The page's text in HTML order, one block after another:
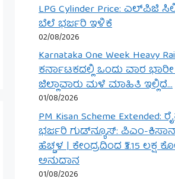
LPG Cylinder Price: ಎಲ್‌ಪಿಜಿ
ಬೆಲೆ ಭರ್ಜರಿ ಇಳಿಕೆ
02/08/2026
Karnataka One Week Heavy
ಕರ್ನಾಟಕದಲ್ಲಿ ಒಂದು ವಾರ
ಜಿಲ್ಲಾವಾರು ಮಳೆ ಮಾಹಿತಿ ಇಲ್ಲಿದೆ…
01/08/2026
PM Kisan Scheme Extended:
ಭರ್ಜರಿ ಗುಡ್‌ನ್ಯೂಸ್: ಪಿಎಂ-
ಹೆಚ್ಚಳ | ಕೇಂದ್ರದಿಂದ ₹3.15 ಲಕ್ಷ
ಅನುದಾನ
01/08/2026